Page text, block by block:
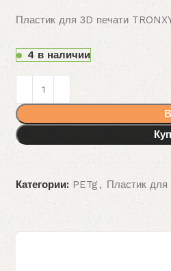
цена
500,00
Пластик для 3D печати
4 в наличии
Категории: PETg , Пластик для